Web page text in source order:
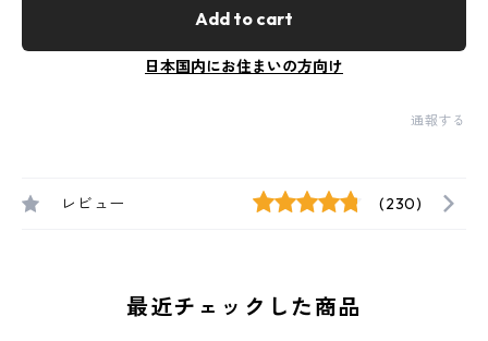
Add to cart
日本国内にお住まいの方向け
通報する
レビュー (230)
最近チェックした商品